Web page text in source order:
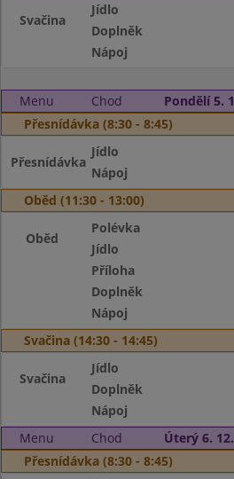
Svačina
Jídlo
Doplněk
Nápoj
Menu Chod
Pondělí 5.
Přesnídávka (8:30 - 8:45)
Přesnídávka
Jídlo
Nápoj
Oběd (11:30 - 13:00)
Oběd
Polévka
Jídlo
Příloha
Doplněk
Nápoj
Svačina (14:30 - 14:45)
Svačina
Jídlo
Doplněk
Nápoj
Menu
Chod
Úterý 6.
Přesnídávka (8:30 - 8:45)